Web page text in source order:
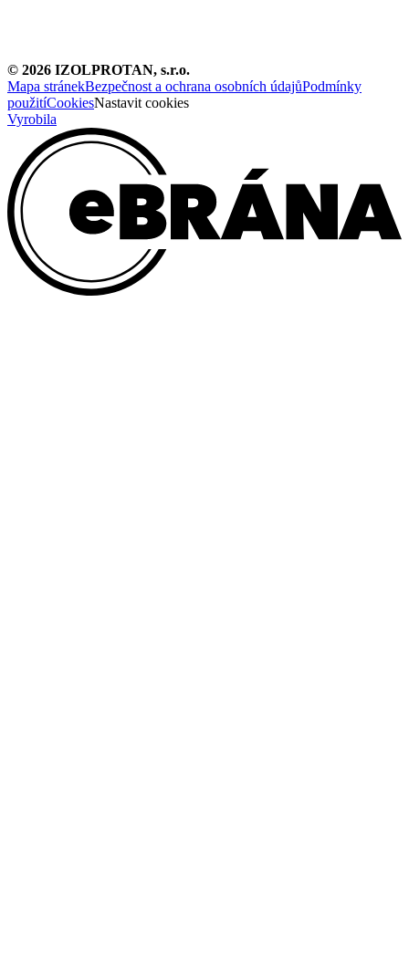
© 2026 IZOLPROTAN, s.r.o.
Mapa stránekBezpečnost a ochrana osobních údajůPodmínky
použitíCookiesNastavit cookies
Vyrobila